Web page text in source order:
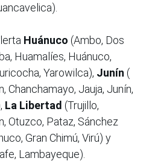
Huánuco (Ambo, Dos
Huamalíes, Huánuco,
Yarowilca), Junín (
Chanchamayo, Jauja, Junín,
La Libertad (Trujillo,
Otuzco, Pataz, Sánchez
Gran Chimú, Virú) y
Lambayeque).